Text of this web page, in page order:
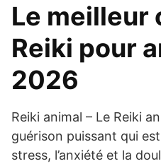
Le meilleur
Reiki pour
2026
Reiki animal – Le Reiki
guérison puissant qui
stress, l’anxiété et la